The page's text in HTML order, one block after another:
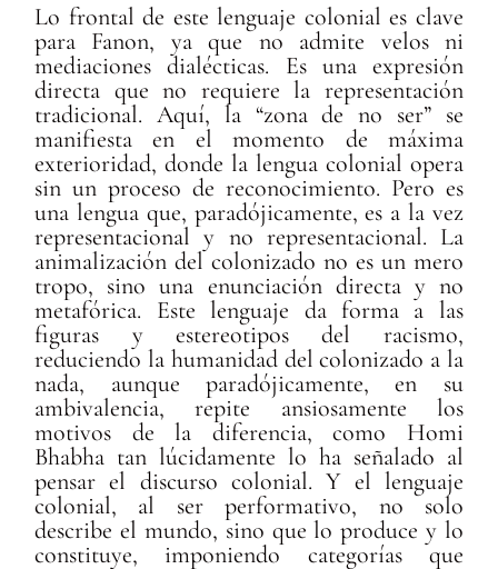
Lo frontal de este lenguaje colonial es clave
para Fanon, ya que no admite velos ni
mediaciones dialécticas. Es una expresión
directa que no requiere la representación
tradicional. Aquí, la “zona de no ser” se
manifiesta en el momento de máxima
exterioridad, donde la lengua colonial opera
sin un proceso de reconocimiento. Pero es
una lengua que, paradójicamente, es a la vez
representacional y no representacional. La
animalización del colonizado no es un mero
tropo, sino una enunciación directa y no
metafórica. Este lenguaje da forma a las
figuras y estereotipos del racismo,
reduciendo la humanidad del colonizado a la
nada, aunque paradójicamente, en su
ambivalencia, repite ansiosamente los
motivos de la diferencia, como Homi
Bhabha tan lúcidamente lo ha señalado al
pensar el discurso colonial. Y el lenguaje
colonial, al ser performativo, no solo
describe el mundo, sino que lo produce y lo
constituye, imponiendo categorías que